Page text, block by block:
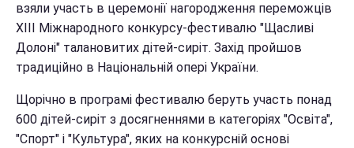
взяли участь в церемонії нагородження переможців
XIII Міжнародного конкурсу-фестивалю "Щасливі
Долоні" талановитих дітей-сиріт. Захід пройшов
традиційно в Національній опері України.
Щорічно в програмі фестивалю беруть участь понад
600 дітей-сиріт з досягненнями в категоріях "Освіта",
"Спорт" і "Культура", яких на конкурсній основі